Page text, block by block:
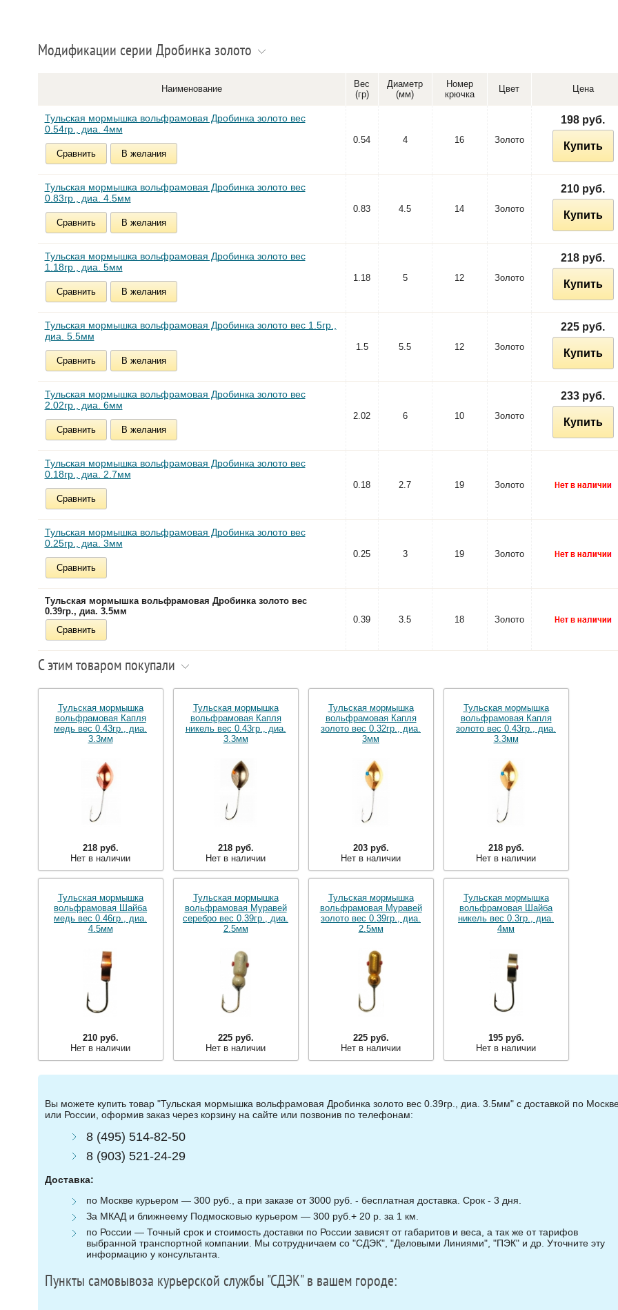
Модификации серии Дробинка золото
Наименование
Вес
(гр)
Диаметр
(мм)
Номер
крючка
Цвет Цена
Тульская мормышка вольфрамовая Дробинка золото вес
0.54гр., диа. 4мм
Сравнить В желания
0.54 4 16 Золото
198 руб.
Купить
Тульская мормышка вольфрамовая Дробинка золото вес
0.83гр., диа. 4.5мм
Сравнить В желания
0.83 4.5 14 Золото
210 руб.
Купить
Тульская мормышка вольфрамовая Дробинка золото вес
1.18гр., диа. 5мм
Сравнить В желания
1.18 5 12 Золото
218 руб.
Купить
Тульская мормышка вольфрамовая Дробинка золото вес 1.5гр.,
диа. 5.5мм
Сравнить В желания
1.5 5.5 12 Золото
225 руб.
Купить
Тульская мормышка вольфрамовая Дробинка золото вес
2.02гр., диа. 6мм
Сравнить В желания
2.02 6 10 Золото
233 руб.
Купить
Тульская мормышка вольфрамовая Дробинка золото вес
0.18гр., диа. 2.7мм
Сравнить
0.18 2.7 19 Золото
Тульская мормышка вольфрамовая Дробинка золото вес
0.25гр., диа. 3мм
Сравнить
0.25 3 19 Золото
Тульская мормышка вольфрамовая Дробинка золото вес
0.39гр., диа. 3.5мм
Сравнить
0.39 3.5 18 Золото
С этим товаром покупали
Тульская мормышка
вольфрамовая Капля
медь вес 0.43гр., диа.
3.3мм
218 руб.
Нет в наличии
Тульская мормышка
вольфрамовая Капля
никель вес 0.43гр., диа.
3.3мм
218 руб.
Нет в наличии
Тульская мормышка
вольфрамовая Капля
золото вес 0.32гр., диа.
3мм
203 руб.
Нет в наличии
Тульская мормышка
вольфрамовая Капля
золото вес 0.43гр., диа.
3.3мм
218 руб.
Нет в наличии
Тульская мормышка
вольфрамовая Шайба
медь вес 0.46гр., диа.
4.5мм
210 руб.
Нет в наличии
Тульская мормышка
вольфрамовая Муравей
серебро вес 0.39гр., диа.
2.5мм
225 руб.
Нет в наличии
Тульская мормышка
вольфрамовая Муравей
золото вес 0.39гр., диа.
2.5мм
225 руб.
Нет в наличии
Тульская мормышка
вольфрамовая Шайба
никель вес 0.3гр., диа.
4мм
195 руб.
Нет в наличии
Вы можете купить товар "Тульская мормышка вольфрамовая Дробинка золото вес 0.39гр., диа. 3.5мм" с доставкой по
или России, оформив заказ через корзину на сайте или позвонив по телефонам:
8 (495) 514-82-50
8 (903) 521-24-29
Доставка:
по Москве курьером — 300 руб., а при заказе от 3000 руб. - бесплатная доставка. Срок - 3 дня.
За МКАД и ближнеему Подмосковью курьером — 300 руб.+ 20 р. за 1 км.
по России — Точный срок и стоимость доставки по России зависят от габаритов и веса, а так же от тарифов
выбранной транспортной компании. Мы сотрудничаем со "СДЭК", "Деловыми Линиями", "ПЭК" и др. Уточните эту
информацию у консультанта.
Пункты самовывоза курьерской службы "СДЭК" в вашем городе: